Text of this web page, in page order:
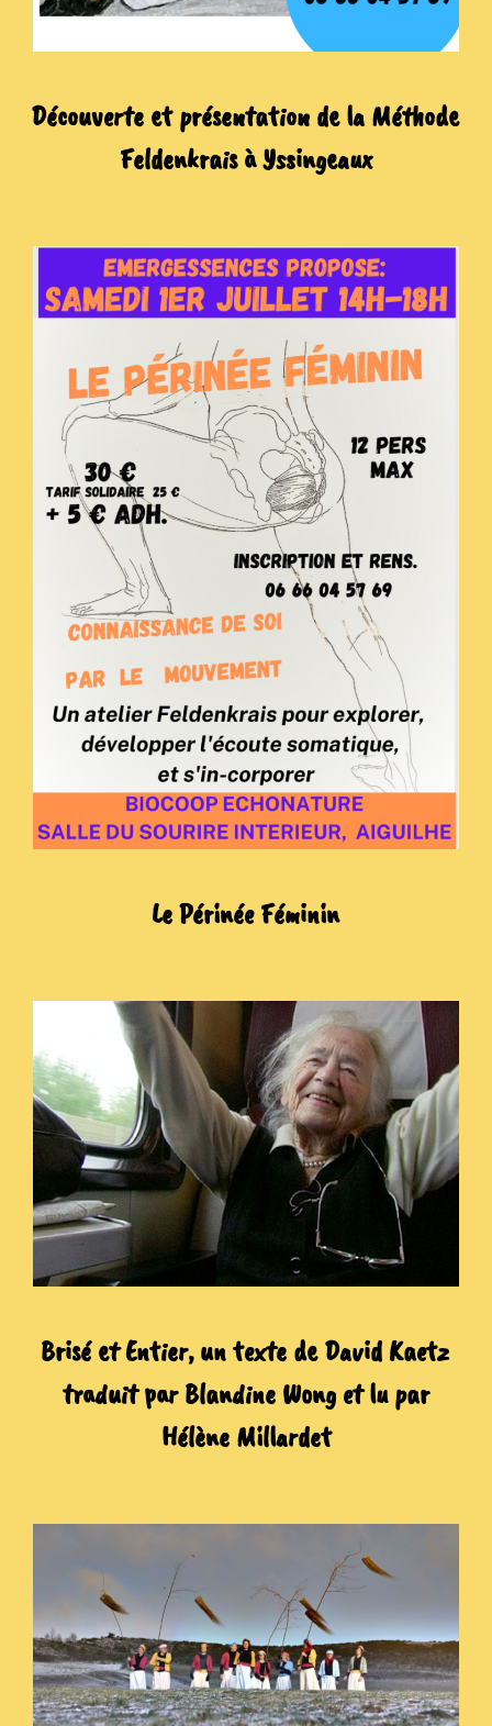
Découverte et présentation de la Méthode
Feldenkrais à Yssingeaux
Le Périnée Féminin
Brisé et Entier, un texte de David Kaetz
traduit par Blandine Wong et lu par
Hélène Millardet